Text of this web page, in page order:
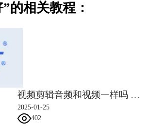
板，也可以去官网或网上下载好LUT文件，导入
的界面清晰简洁，操作方便快捷，对初学者非常
”的相关教程：
视频剪辑音频和视频一样吗 视频剪辑音频和视频怎么分开
2025-01-25
402